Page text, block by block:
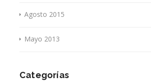
Agosto 2015
Mayo 2013
Categorías